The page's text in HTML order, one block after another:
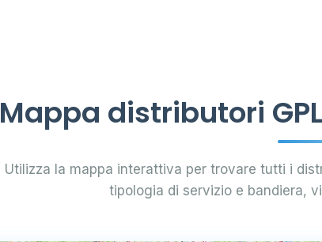
Mappa distributori
Utilizza la mappa interattiva per trovare tutti i
tipologia di servizio e bandiera,